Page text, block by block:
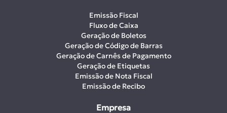
Emissão Fiscal
Fluxo de Caixa
Geração de Boletos
Geração de Código de Barras
Geração de Carnês de Pagamento
Geração de Etiquetas
Emissão de Nota Fiscal
Emissão de Recibo
Empresa